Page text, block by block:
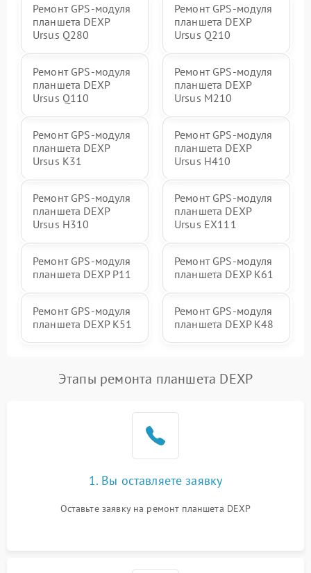
Ремонт GPS-модуля
планшета DEXP
Ursus Q280
Ремонт GPS-модуля
планшета DEXP
Ursus Q210
Ремонт GPS-модуля
планшета DEXP
Ursus Q110
Ремонт GPS-модуля
планшета DEXP
Ursus M210
Ремонт GPS-модуля
планшета DEXP
Ursus K31
Ремонт GPS-модуля
планшета DEXP
Ursus H410
Ремонт GPS-модуля
планшета DEXP
Ursus H310
Ремонт GPS-модуля
планшета DEXP
Ursus EX111
Ремонт GPS-модуля
планшета DEXP P11
Ремонт GPS-модуля
планшета DEXP K61
Ремонт GPS-модуля
планшета DEXP K51
Ремонт GPS-модуля
планшета DEXP K48
Этапы ремонта планшета DEXP
1. Вы оставляете заявку
Оставьте заявку на ремонт планшета DEXP